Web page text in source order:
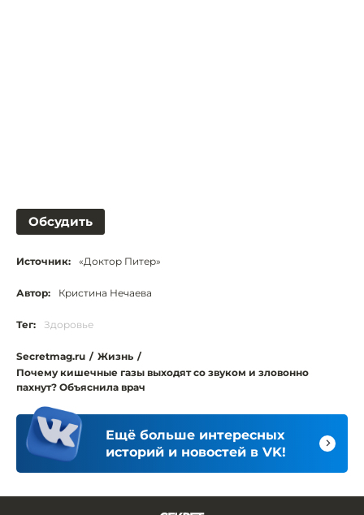
Обсудить
Источник: «Доктор Питер»
Автор: Кристина Нечаева
Тег: Здоровье
Secretmag.ru / Жизнь /
Почему кишечные газы выходят со звуком и зловонно
пахнут? Объяснила врач
Ещё больше интересных
историй и новостей в VK!